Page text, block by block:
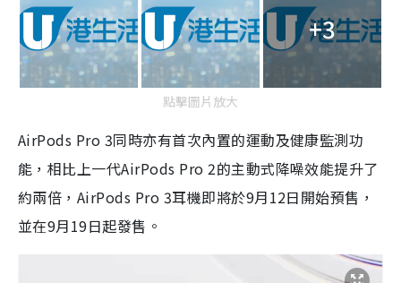
+3
點擊圖片放大
AirPods Pro 3同時亦有首次內置的運動及健康監測功
能，相比上一代AirPods Pro 2的主動式降噪效能提升了
約兩倍，AirPods Pro 3耳機即將於9月12日開始預售，
並在9月19日起發售。